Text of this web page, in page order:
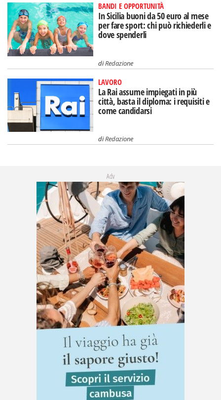
BANDI E OPPORTUNITÀ
In Sicilia buoni da 50 euro al mese
per fare sport: chi può richiederli e
dove spenderli
diRedazione
LAVORO
La Rai assume impiegati in più
città, basta il diploma: i requisiti e
come candidarsi
diRedazione
Adv